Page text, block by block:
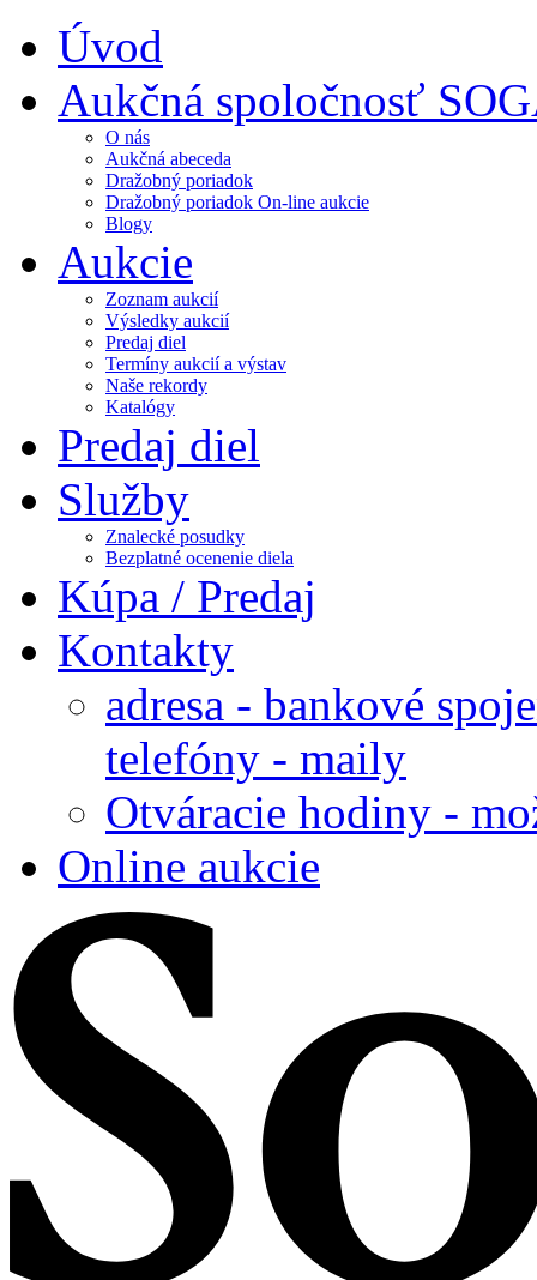
Úvod
Aukčná spoločnosť
O nás
Aukčná abeceda
Dražobný poriadok
Dražobný poriadok On-line aukcie
Blogy
Aukcie
Zoznam aukcií
Výsledky aukcií
Predaj diel
Termíny aukcií a výstav
Naše rekordy
Katalógy
Predaj diel
Služby
Znalecké posudky
Bezplatné ocenenie diela
Kúpa / Predaj
Kontakty
adresa - bankové
telefóny - maily
Otváracie hodiny -
Online aukcie